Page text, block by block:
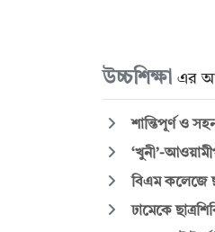
উচ্চশিক্ষা এর
শান্তিপূর্ণ ও
‘খুনী’-
বিএম কলেজে
ঢামেকে